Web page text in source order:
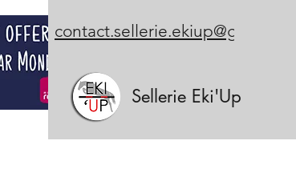
contact.sellerie.ekiup@gmail.com
Sellerie Eki'Up